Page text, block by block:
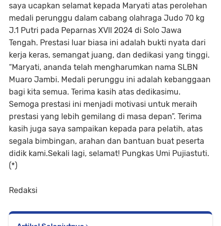
saya ucapkan selamat kepada Maryati atas perolehan
medali perunggu dalam cabang olahraga Judo 70 kg
J.1 Putri pada Peparnas XVII 2024 di Solo Jawa
Tengah. Prestasi luar biasa ini adalah bukti nyata dari
kerja keras, semangat juang, dan dedikasi yang tinggi.
“Maryati, ananda telah mengharumkan nama SLBN
Muaro Jambi. Medali perunggu ini adalah kebanggaan
bagi kita semua. Terima kasih atas dedikasimu.
Semoga prestasi ini menjadi motivasi untuk meraih
prestasi yang lebih gemilang di masa depan”. Terima
kasih juga saya sampaikan kepada para pelatih, atas
segala bimbingan, arahan dan bantuan buat peserta
didik kami.Sekali lagi, selamat! Pungkas Umi Pujiastuti.
(*)
Redaksi